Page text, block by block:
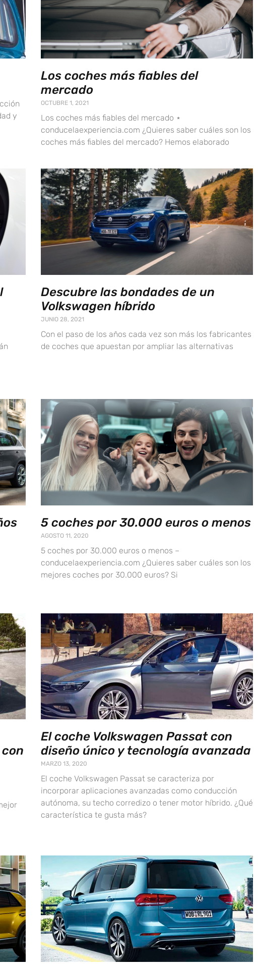
y
Los coches más fiables del
mercado
OCTUBRE 1, 2021
Los coches más fiables del mercado ⋆
conducelaexperiencia.com ¿Quieres saber cuáles son los
coches más fiables del mercado? Hemos elaborado
Descubre las bondades de un
Volkswagen híbrido
JUNIO 28, 2021
Con el paso de los años cada vez son más los fabricantes
de coches que apuestan por ampliar las alternativas
5 coches por 30.000 euros o menos
AGOSTO 11, 2020
5 coches por 30.000 euros o menos –
conducelaexperiencia.com ¿Quieres saber cuáles son los
mejores coches por 30.000 euros? Si
El coche Volkswagen Passat con
diseño único y tecnología avanzada
MARZO 13, 2020
El coche Volkswagen Passat se caracteriza por
incorporar aplicaciones avanzadas como conducción
autónoma, su techo corredizo o tener motor híbrido. ¿Qué
característica te gusta más?